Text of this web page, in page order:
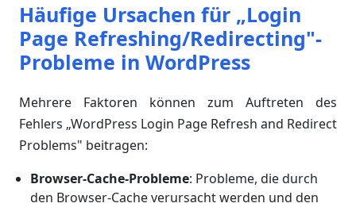
Häufige Ursachen für „Login
Page Refreshing/Redirecting"-
Probleme in WordPress
Mehrere Faktoren können zum Auftreten des
Fehlers „WordPress Login Page Refresh and Redirect
Problems" beitragen:
Browser-Cache-Probleme: Probleme, die durch
den Browser-Cache verursacht werden und den